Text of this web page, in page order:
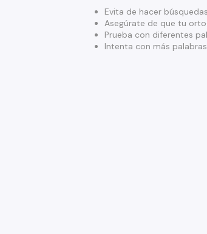
Evita de hacer
Asegúrate de que tu
Prueba con diferentes
Intenta con más palabras